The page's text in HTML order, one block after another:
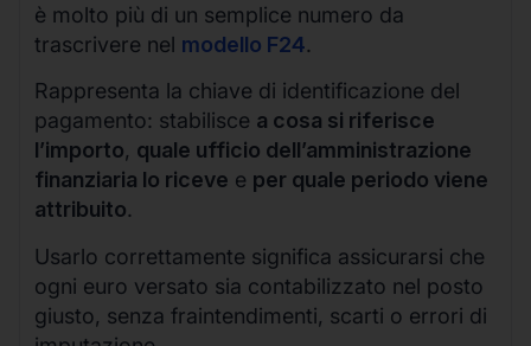
è molto più di un semplice numero da
trascrivere nel modello F24.
Rappresenta la chiave di identificazione del
pagamento: stabilisce a cosa si riferisce
l’importo, quale ufficio dell’amministrazione
finanziaria lo riceve e per quale periodo viene
attribuito.
Usarlo correttamente significa assicurarsi che
ogni euro versato sia contabilizzato nel posto
giusto, senza fraintendimenti, scarti o errori di